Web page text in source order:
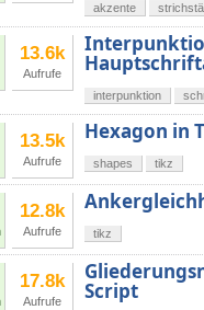
akzente
13.6k
Aufrufe
interpunktion
13.5k
Aufrufe
Hexagon in
shapes tikz
12.8k
Aufrufe tikz
17.8k
Aufrufe Script